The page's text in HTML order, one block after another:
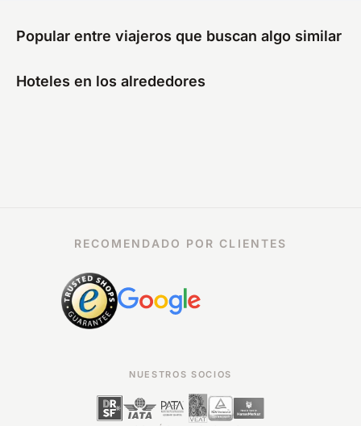
Popular entre viajeros que buscan algo similar
Hoteles en los alrededores
RECOMENDADO POR CLIENTES
NUESTROS SOCIOS